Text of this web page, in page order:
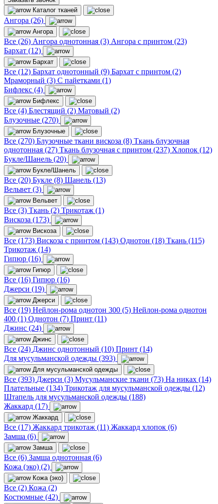
Каталог тканей
Ангора (26)
Ангора
Все (26) Ангора однотонная (3) Ангора с принтом (23)
Бархат (12)
Бархат
Все (12) Бархат однотонный (9) Бархат с принтом (2)
Мраморный (3) С пайетками (1)
Бифлекс (4)
Бифлекс
Все (4) Блестящий (2) Матовый (2)
Блузочные (270)
Блузочные
Все (270) Блузочные ткани вискоза (8) Ткань блузочная
однотонная (27) Ткань блузочная с принтом (237) Хлопок (12)
Букле/Шанель (20)
Букле/Шанель
Все (20) Букле (8) Шанель (13)
Вельвет (3)
Вельвет
Все (3) Ткань (2) Трикотаж (1)
Вискоза (173)
Вискоза
Все (173) Вискоза с принтом (143) Однотон (18) Ткань (115)
Трикотаж (14)
Гипюр (16)
Гипюр
Все (16) Гипюр (16)
Джерси (19)
Джерси
Все (19) Нейлон-рома однотон 300 (5) Нейлон-рома однотон
400 (1) Однотон (7) Принт (11)
Джинс (24)
Джинс
Все (24) Джинс однотонный (10) Принт (14)
Для мусульманской одежды (393)
Для мусульманской одежды
Все (393) Джерси (3) Мусульманские ткани (73) На никах (14)
Плательные (134) Трикотаж для мусульманской одежды (12)
Штапель для мусульманской одежды (188)
Жаккард (17)
Жаккард
Все (17) Жаккард трикотаж (11) Жаккард хлопок (6)
Замша (6)
Замша
Все (6) Замша однотонная (6)
Кожа (эко) (2)
Кожа (эко)
Все (2) Кожа (2)
Костюмные (42)